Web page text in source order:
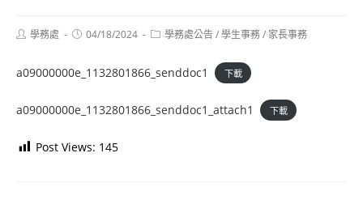
Post學務處
Post04/18/2024
Post學務處公告/學生事務/ 家長事務
a09000000e_1132801866_senddoc1 下載
a09000000e_1132801866_senddoc1_attach1 下載
Post Views: 145